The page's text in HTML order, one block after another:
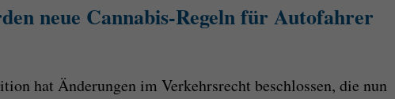
neue Cannabis-Regeln für Autofahrer
hat Änderungen im Verkehrsrecht beschlossen, die nun